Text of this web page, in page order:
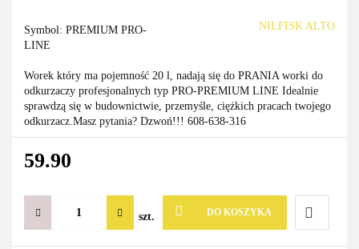
Symbol: PREMIUM PRO-
LINE
NILFISK ALTO
Worek który ma pojemność 20 l, nadają się do PRANIA worki do
odkurzaczy profesjonalnych typ PRO-PREMIUM LINE Idealnie
sprawdzą się w budownictwie, przemyśle, ciężkich pracach twojego
odkurzacz.Masz pytania? Dzwoń!!! 608-638-316
59.90
szt. DO KOSZYKA